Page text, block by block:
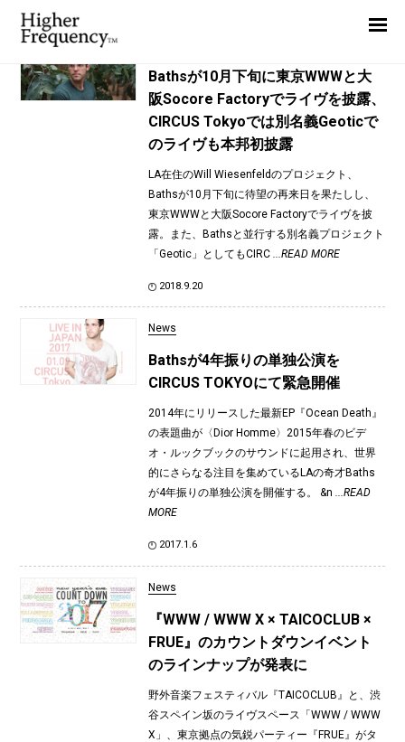
TAG: Baths
Bathsが10月下旬に東京WWWと大
阪Socore Factoryでライヴを披露、
CIRCUS Tokyoでは別名義Geoticで
のライヴも本邦初披露
LA在住のWill Wiesenfeldのプロジェクト、
Bathsが10月下旬に待望の再来日を果たしし、
東京WWWと大阪Socore Factoryでライヴを披
露。また、Bathsと並行する別名義プロジェクト
「Geotic」としてもCIRC ...READ MORE
2018.9.20
News
Bathsが4年振りの単独公演を
CIRCUS TOKYOにて緊急開催
2014年にリリースした最新EP『Ocean Death』
の表題曲が〈Dior Homme〉2015年春のビデ
オ・ルックブックのサウンドに起用され、世界
的にさらなる注目を集めているLAの奇才Baths
が4年振りの単独公演を開催する。 &n ...READ
MORE
2017.1.6
News
『WWW / WWW X × TAICOCLUB ×
FRUE』のカウントダウンイベント
のラインナップが発表に
野外音楽フェスティバル『TAICOCLUB』と、渋
谷スペイン坂のライヴスペース「WWW / WWW
X」、東京拠点の気鋭パーティー『FRUE』がタ
News
Interview
Highlight
Report